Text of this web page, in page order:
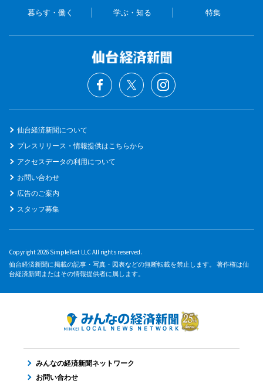
暮らす・働く 学ぶ・知る 特集
仙台経済新聞について
プレスリリース・情報提供はこちらから
アクセスデータの利用について
お問い合わせ
広告のご案内
スタッフ募集
Copyright 2026 SimpleText LLC All rights reserved.
仙台経済新聞に掲載の記事・写真・図表などの無断転載を禁止します。 著作権は仙
台経済新聞またはその情報提供者に属します。
みんなの経済新聞ネットワーク
お問い合わせ